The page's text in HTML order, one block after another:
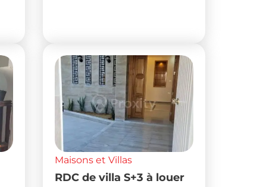
Maisons et Villas
RDC de villa S+3 à louer